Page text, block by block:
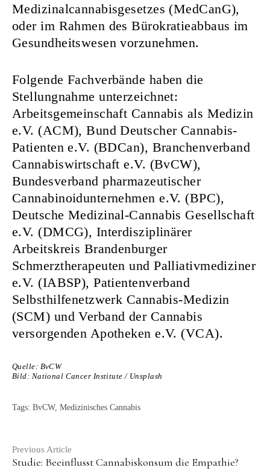
Continue
Previous Article
Studie: Beeinflusst Cannabiskonsum die Empathie?
Medizinalcannabisgesetzes (MedCanG),
oder im Rahmen des Bürokratieabbaus im
Gesundheitswesen vorzunehmen.
Folgende Fachverbände haben die
Stellungnahme unterzeichnet:
Arbeitsgemeinschaft Cannabis als Medizin
e.V. (ACM), Bund Deutscher Cannabis-
Patienten e.V. (BDCan), Branchenverband
Cannabiswirtschaft e.V. (BvCW),
Bundesverband pharmazeutischer
Cannabinoidunternehmen e.V. (BPC),
Deutsche Medizinal-Cannabis Gesellschaft
e.V. (DMCG), Interdisziplinärer
Arbeitskreis Brandenburger
Schmerztherapeuten und Palliativmediziner
e.V. (IABSP), Patientenverband
Selbsthilfenetzwerk Cannabis-Medizin
(SCM) und Verband der Cannabis
versorgenden Apotheken e.V. (VCA).
Quelle: BvCW
Bild: National Cancer Institute / Unsplash
Tags: BvCW, Medizinisches Cannabis